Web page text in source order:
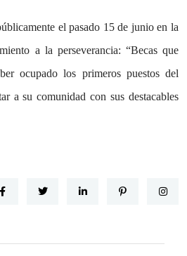
el pasado 15 de junio en la
a la perseverancia: “Becas que
ocupado los primeros puestos del
a su comunidad con sus destacables